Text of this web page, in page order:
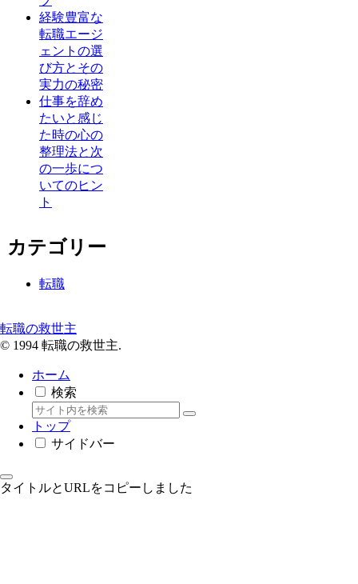
経験豊富な
転職エージ
ェントの選
び方とその
実力の秘密
仕事を辞め
たいと感じ
た時の心の
整理法と次
の一歩につ
いてのヒン
ト
カテゴリー
転職
転職の救世主
© 1994 転職の救世主.
ホーム
検索
トップ
サイドバー
タイトルとURLをコピーしました